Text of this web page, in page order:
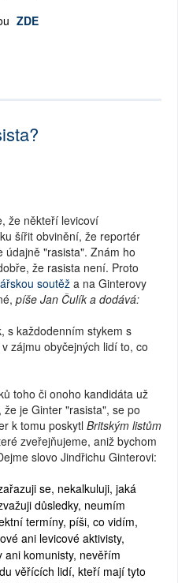
ZDE
že někteří levicoví
šířit obvinění, že reportér
údajně "rasista". Znám ho
že rasista není. Proto
soutěž a na Ginterovy
píše Jan Čulík a dodává:
s každodenním stykem s
zájmu obyčejných lidí to, co
toho či onoho kandidáta už
je Ginter "rasista", se po
k tomu poskytl Britským listům
zveřejňujeme, aniž bychom
slovo Jindřichu Ginterovi:
se, nekalkuluji, jaká
důsledky, neumím
termíny, píši, co vidím,
ani levicové aktivisty,
ani komunisty, nevěřím
věřících lidí, kteří mají tyto